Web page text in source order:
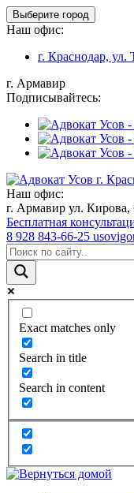
Выберите город
Наш офис:
г. Краснодар, ул.
г. Армавир
Подписывайтесь:
Наш офис:
г. Армавир ул. Кирова,
Бесплатная
8 928 843-66-25
Exact matches only
Search in title
Search in content